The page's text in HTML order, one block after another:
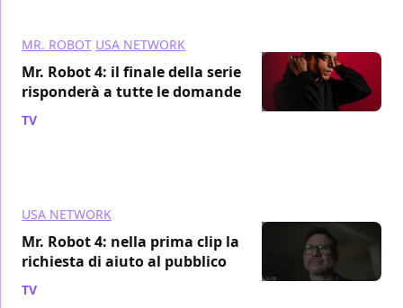
MR. ROBOT USA NETWORK
Mr. Robot 4: il finale della serie
risponderà a tutte le domande
TV
USA NETWORK
Mr. Robot 4: nella prima clip la
richiesta di aiuto al pubblico
TV